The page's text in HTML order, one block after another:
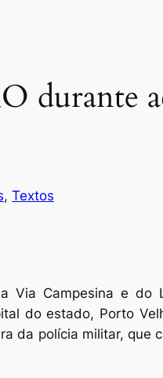
durante
, Textos
Campesina e do
do estado, Porto
da polícia militar, que